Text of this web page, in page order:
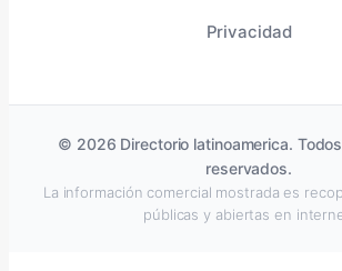
Privacidad
© 2026 Directorio latinoamerica.
reservados.
La información comercial mostrada es
públicas y abiertas en